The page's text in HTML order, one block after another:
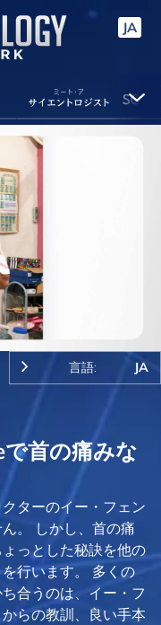
JA
言語: JA
首の痛みな
ターのイー・フェン
。 しかし、首の痛
っとした秘訣を他の
行います。 多くの
合うのは、イー・フ
からの教訓、良い手本